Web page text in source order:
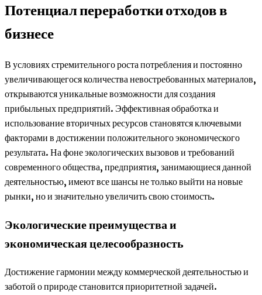
Потенциал переработки отходов в
бизнесе
В условиях стремительного роста потребления и постоянно
увеличивающегося количества невостребованных материалов,
открываются уникальные возможности для создания
прибыльных предприятий. Эффективная обработка и
использование вторичных ресурсов становятся ключевыми
факторами в достижении положительного экономического
результата. На фоне экологических вызовов и требований
современного общества, предприятия, занимающиеся данной
деятельностью, имеют все шансы не только выйти на новые
рынки, но и значительно увеличить свою стоимость.
Экологические преимущества и
экономическая целесообразность
Достижение гармонии между коммерческой деятельностью и
заботой о природе становится приоритетной задачей.